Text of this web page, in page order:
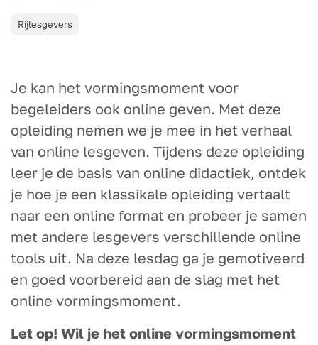
Rijlesgevers
Je kan het vormingsmoment voor
begeleiders ook online geven. Met deze
opleiding nemen we je mee in het verhaal
van online lesgeven. Tijdens deze opleiding
leer je de basis van online didactiek, ontdek
je hoe je een klassikale opleiding vertaalt
naar een online format en probeer je samen
met andere lesgevers verschillende online
tools uit. Na deze lesdag ga je gemotiveerd
en goed voorbereid aan de slag met het
online vormingsmoment.
Let op! Wil je het online vormingsmoment